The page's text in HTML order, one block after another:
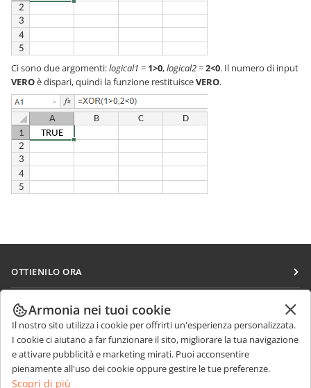
Ci sono due argomenti:logical1 = 1>0,logical2=2<0. Il numero di input
VEROè dispari, quindi la funzione restituisceVERO.
OTTIENILO ORA
Docs
DocSpace
Workspace
Connettori
COLLABORA
Per i contributori
Per i traduttori
Per gli influencer
RICEVI NOTIZIE
Blog
RICEVI AIUTO
Armonia nei tuoi cookie
Il nostro sito utilizza i cookie per offrirti un'esperienza personalizzata.
I cookie ci aiutano a far funzionare il sito, migliorare la tua navigazione
e attivare pubblicità e marketing mirati. Puoi acconsentire
pienamente all'uso dei cookie oppure gestire le tue preferenze.
Scopri di più